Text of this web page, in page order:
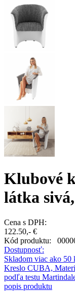
Klubové
látka
Cena s DPH:
122.50,- €
Kód produktu:
Dostupnosť:
Skladom viac ako 50
Kreslo CUBA,
podľa testu
popis produktu